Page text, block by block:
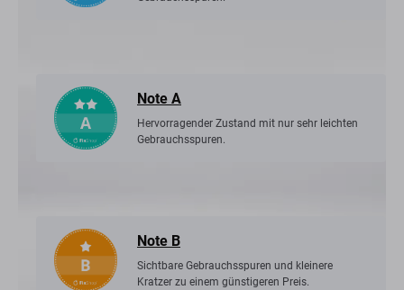
Note A
Hervorragender Zustand mit nur sehr leichten
Gebrauchsspuren.
Note B
Sichtbare Gebrauchsspuren und kleinere
Kratzer zu einem günstigeren Preis.